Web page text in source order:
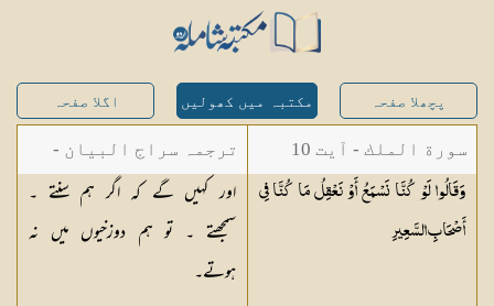
پچھلا صفحہ مکتبہ میں کھولیں اگلا صفحہ
سورة الملك - آیت 10
وَقَالُوا لَوْ كُنَّا نَسْمَعُ أَوْ نَعْقِلُ مَا كُنَّا فِي
أَصْحَابِالسَّعِيرِ
ترجمہ سراج البیان -
مستفاد از ترجمتین
شاہ عبدالقادر دھلوی/
اور کہیں گے کہ اگر ہم سنتے ۔
سمجھتے ۔ تو ہم دوزخیوں میں نہ
ہوتے۔